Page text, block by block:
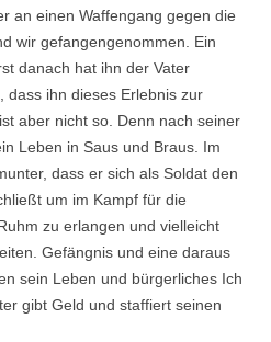
an einen Waffengang gegen die
wir gefangengenommen. Ein
danach hat ihn der Vater
dass ihn dieses Erlebnis zur
aber nicht so. Denn nach seiner
Leben in Saus und Braus. Im
dass er sich als Soldat den
um im Kampf für die
zu erlangen und vielleicht
Gefängnis und eine daraus
sein Leben und bürgerliches Ich
gibt Geld und staffiert seinen